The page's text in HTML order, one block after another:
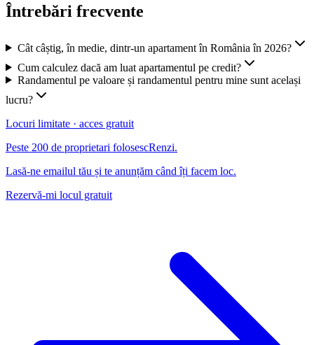
Întrebări frecvente
Cât câștig, în medie, dintr-un apartament în România în 2026?
Cum calculez dacă am luat apartamentul pe credit?
Randamentul pe valoare și randamentul pentru mine sunt același
lucru?
Locuri limitate · acces gratuit
Peste 200 de proprietari folosescRenzi.
Lasă-ne emailul tău și te anunțăm când îți facem loc.
Rezervă-mi locul gratuit